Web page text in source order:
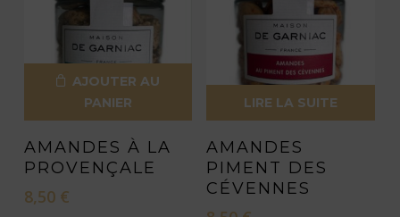
AJOUTER AU
PANIER
AMANDES À LA
PROVENÇALE
8,50 €
LIRE LA SUITE
AMANDES
PIMENT DES
CÉVENNES